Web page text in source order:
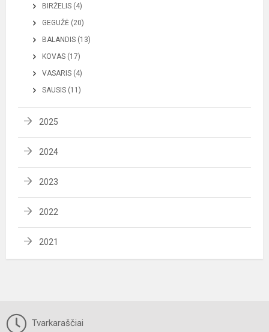
BIRŽELIS (4)
GEGUŽĖ (20)
BALANDIS (13)
KOVAS (17)
VASARIS (4)
SAUSIS (11)
2025
2024
2023
2022
2021
Tvarkaraščiai